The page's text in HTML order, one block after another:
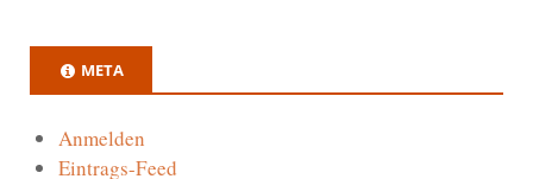
META
Anmelden
Eintrags-Feed